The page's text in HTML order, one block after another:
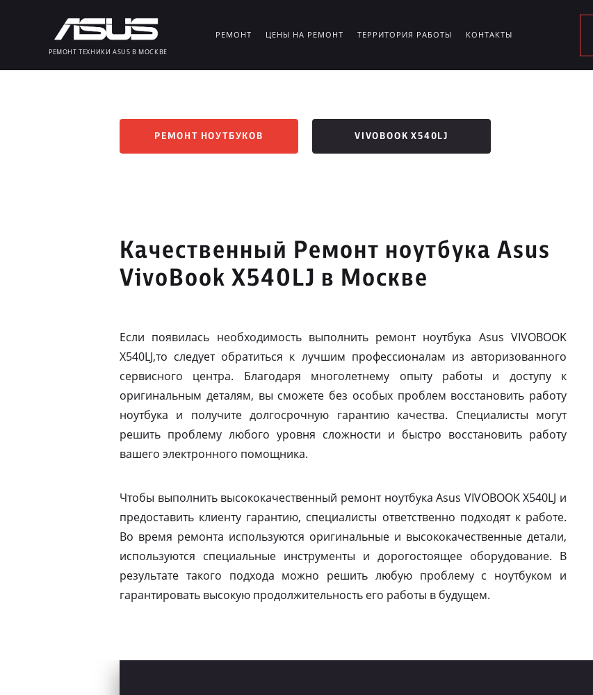
РЕМОНТ ТЕХНИКИ ASUS В МОСКВЕ
РЕМОНТ ЦЕНЫ НА РЕМОНТ ТЕРРИТОРИЯ РАБОТЫ КОНТАКТЫ
РЕМОНТ НОУТБУКОВ VIVOBOOK X540LJ
Качественный Ремонт ноутбука Asus
VivoBook X540LJ в Москве
Если появилась необходимость выполнить ремонт ноутбука Asus VIVOBOOK
X540LJ,то следует обратиться к лучшим профессионалам из авторизованного
сервисного центра. Благодаря многолетнему опыту работы и доступу к
оригинальным деталям, вы сможете без особых проблем восстановить работу
ноутбука и получите долгосрочную гарантию качества. Специалисты могут
решить проблему любого уровня сложности и быстро восстановить работу
вашего электронного помощника.
Чтобы выполнить высококачественный ремонт ноутбука Asus VIVOBOOK X540LJ и
предоставить клиенту гарантию, специалисты ответственно подходят к работе.
Во время ремонта используются оригинальные и высококачественные детали,
используются специальные инструменты и дорогостоящее оборудование. В
результате такого подхода можно решить любую проблему с ноутбуком и
гарантировать высокую продолжительность его работы в будущем.